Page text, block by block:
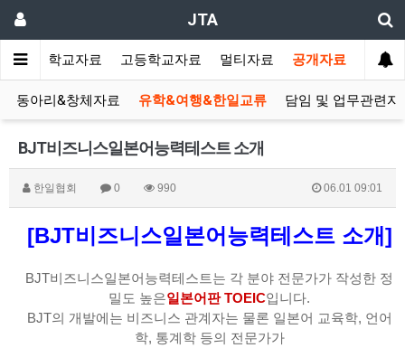
JTA
방 중학교자료 고등학교자료 멀티자료 공개자료
동아리&창체자료 유학&여행&한일교류 담임 및 업무관련자
BJT비즈니스일본어능력테스트 소개
한일협회 0 990 06.01 09:01
[BJT비즈니스일본어능력테스트 소개]
BJT비즈니스일본어능력테스트는 각 분야 전문가가 작성한 정
밀도 높은일본어판 TOEIC입니다.
BJT의 개발에는 비즈니스 관계자는 물론 일본어 교육학, 언어
학, 통계학 등의 전문가가